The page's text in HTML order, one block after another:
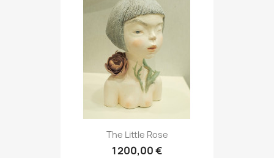
The Little Rose
1 200,00 €